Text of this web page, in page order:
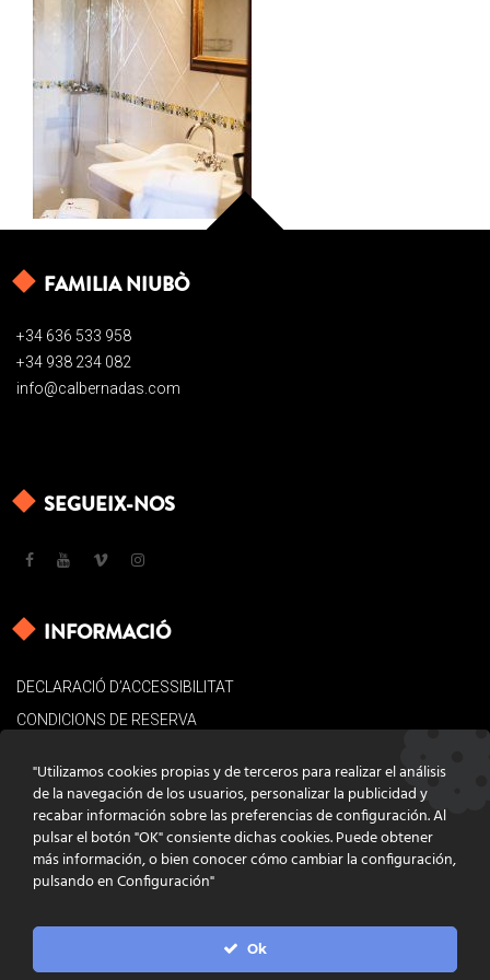
FAMILIA NIUBÒ
+34 636 533 958
+34 938 234 082
info@calbernadas.com
SEGUEIX-NOS
INFORMACIÓ
DECLARACIÓ D’ACCESSIBILITAT
CONDICIONS DE RESERVA
POLÍTICA DE COOKIES
CONTACTE
"Utilizamos cookies propias y de terceros para realizar el análisis
de la navegación de los usuarios, personalizar la publicidad y
recabar información sobre las preferencias de configuración. Al
pulsar el botón "OK" consiente dichas cookies. Puede obtener
más información, o bien conocer cómo cambiar la configuración,
pulsando en Configuración"
Ok